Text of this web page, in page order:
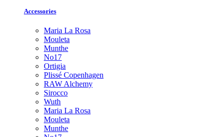
Accessories
Maria La Rosa
Mouleta
Munthe
No17
Ortigia
Plissé Copenhagen
RAW Alchemy
Sirocco
Wuth
Maria La Rosa
Mouleta
Munthe